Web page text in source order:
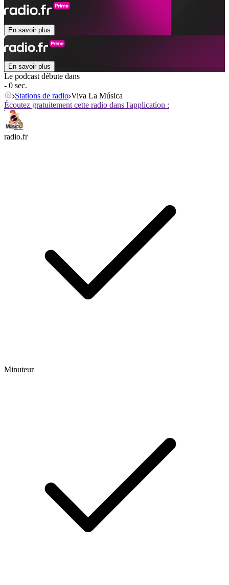
En savoir plus
En savoir plus
Le podcast débute dans
- 0 sec.
Stations de radio Viva La Música
Écoutez gratuitement cette radio dans l'application :
radio.fr
Minuteur